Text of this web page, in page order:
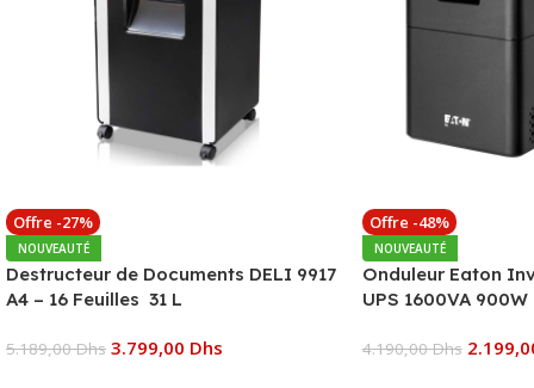
Offre -27%
NOUVEAUTÉ
Destructeur de Documents DELI 9917
A4 – 16 Feuilles 31 L
5.189,00Dhs 3.799,00 Dhs
Offre -48%
NOUVEAUTÉ
Onduleur Eaton
UPS 1600VA
4.190,00Dhs